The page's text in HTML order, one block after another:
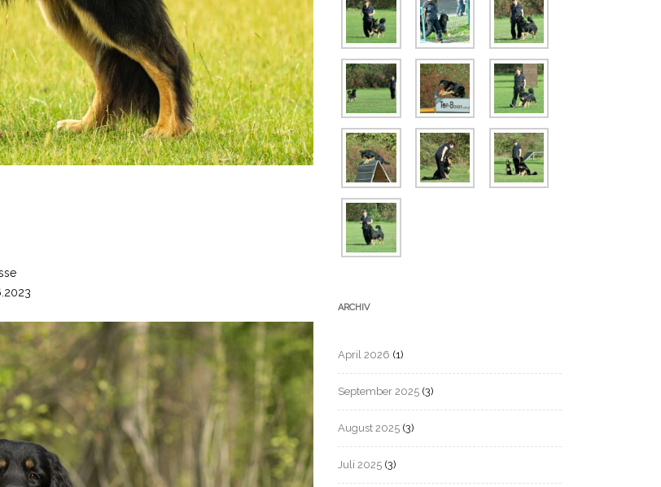
ARCHIV
April 2026 (1)
September 2025 (3)
August 2025 (3)
Juli 2025 (3)